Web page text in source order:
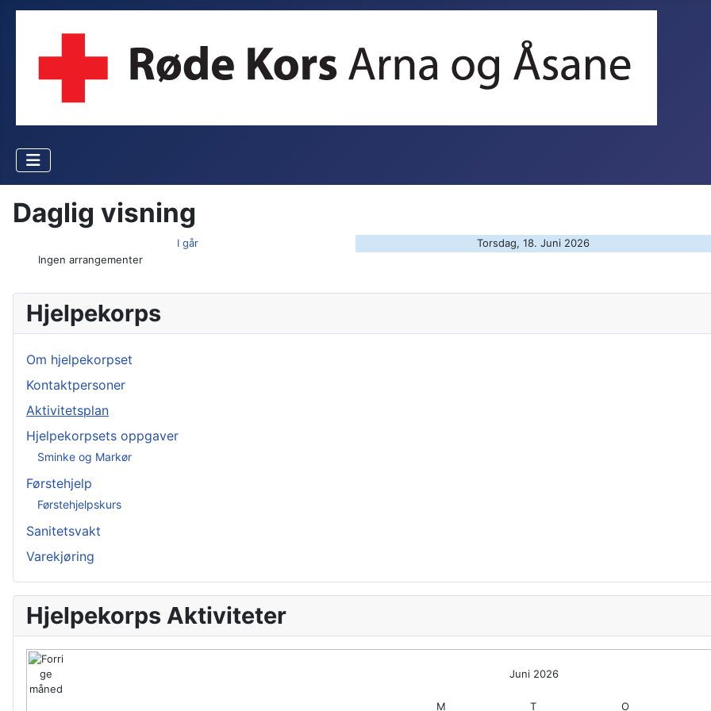
Daglig visning
I går Torsdag, 18. Juni 2026
Ingen arrangementer
Hjelpekorps
Om hjelpekorpset
Kontaktpersoner
Aktivitetsplan
Hjelpekorpsets oppgaver
Sminke og Markør
Førstehjelp
Førstehjelpskurs
Sanitetsvakt
Varekjøring
Hjelpekorps Aktiviteter
Juni 2026
M T O